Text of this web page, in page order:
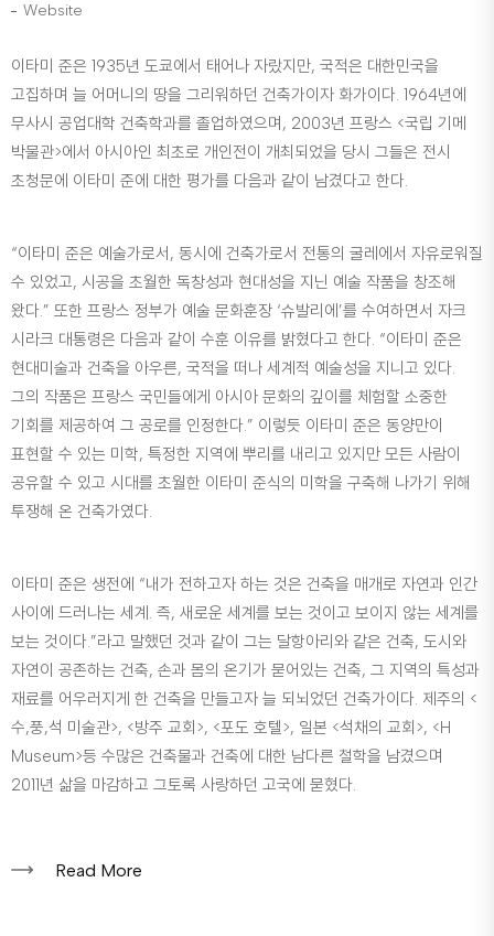
Website
이타미 준은 1935년 도쿄에서 태어나 자랐지만, 국적은 대한민국을
고집하며 늘 어머니의 땅을 그리워하던 건축가이자 화가이다. 1964년에
무사시 공업대학 건축학과를 졸업하였으며, 2003년 프랑스 <국립 기메
박물관>에서 아시아인 최초로 개인전이 개최되었을 당시 그들은 전시
초청문에 이타미 준에 대한 평가를 다음과 같이 남겼다고 한다.
“이타미 준은 예술가로서, 동시에 건축가로서 전통의 굴레에서 자유로워질
수 있었고, 시공을 초월한 독창성과 현대성을 지닌 예술 작품을 창조해
왔다.” 또한 프랑스 정부가 예술 문화훈장 ‘슈발리에’를 수여하면서 자크
시라크 대통령은 다음과 같이 수훈 이유를 밝혔다고 한다. “이타미 준은
현대미술과 건축을 아우른, 국적을 떠나 세계적 예술성을 지니고 있다.
그의 작품은 프랑스 국민들에게 아시아 문화의 깊이를 체험할 소중한
기회를 제공하여 그 공로를 인정한다.” 이렇듯 이타미 준은 동양만이
표현할 수 있는 미학, 특정한 지역에 뿌리를 내리고 있지만 모든 사람이
공유할 수 있고 시대를 초월한 이타미 준식의 미학을 구축해 나가기 위해
투쟁해 온 건축가였다.
이타미 준은 생전에 “내가 전하고자 하는 것은 건축을 매개로 자연과 인간
사이에 드러나는 세계. 즉, 새로운 세계를 보는 것이고 보이지 않는 세계를
보는 것이다.”라고 말했던 것과 같이 그는 달항아리와 같은 건축, 도시와
자연이 공존하는 건축, 손과 몸의 온기가 묻어있는 건축, 그 지역의 특성과
재료를 어우러지게 한 건축을 만들고자 늘 되뇌었던 건축가이다. 제주의 <
수,풍,석 미술관>, <방주 교회>, <포도 호텔>, 일본 <석채의 교회>, <H
Museum>등 수많은 건축물과 건축에 대한 남다른 철학을 남겼으며
2011년 삶을 마감하고 그토록 사랑하던 고국에 묻혔다.
Read More